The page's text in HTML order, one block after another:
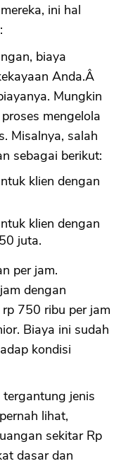
ini hal
biaya
Anda.Â
Mungkin
mengelola
Misalnya, salah
sebagai berikut:
klien dengan
klien dengan
juta.
per jam.
dengan
750 ribu per jam
Biaya ini sudah
kondisi
jenis
lihat,
sekitar Rp
dasar dan